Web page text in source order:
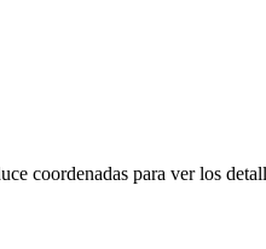
coordenadas para ver los